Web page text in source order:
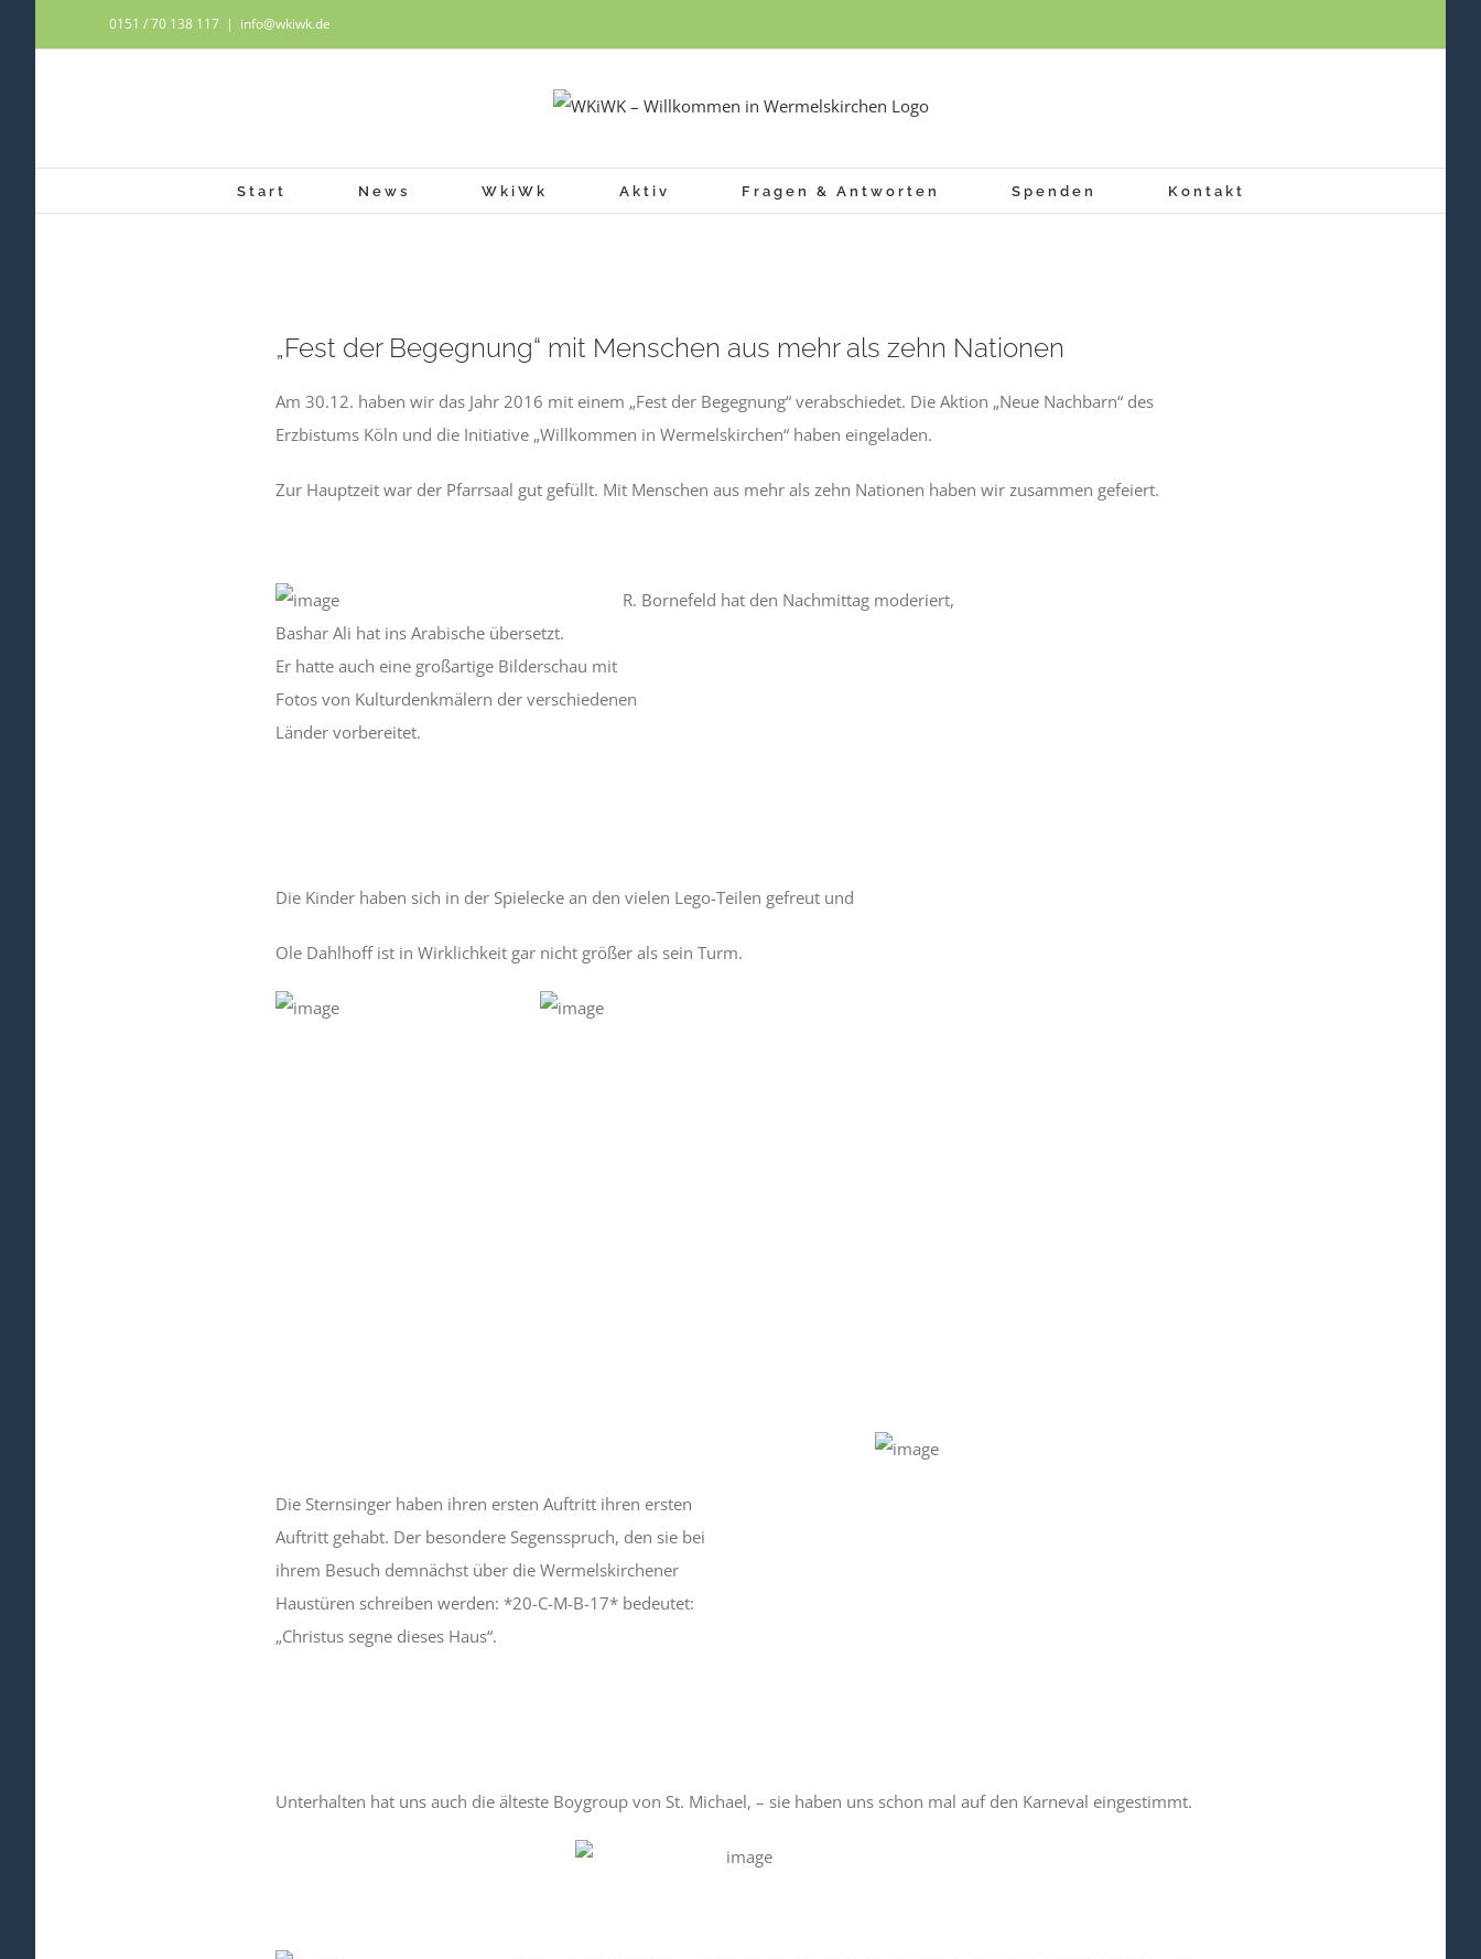
Inhalt
0151 / 70 138 117 | info@wkiwk.de
Start News WkiWk Aktiv Fragen & Antworten Spenden Kontakt
grösseres
„Fest der Begegnung“ mit Menschen aus mehr als zehn Nationen
Am 30.12. haben wir das Jahr 2016 mit einem „Fest der Begegnung“ verabschiedet. Die Aktion „Neue Nachbarn“ des
Erzbistums Köln und die Initiative „Willkommen in Wermelskirchen“ haben eingeladen.
Zur Hauptzeit war der Pfarrsaal gut gefüllt. Mit Menschen aus mehr als zehn Nationen haben wir zusammen gefeiert.
R. Bornefeld hat den Nachmittag moderiert,
Bashar Ali hat ins Arabische übersetzt.
Er hatte auch eine großartige Bilderschau mit
Fotos von Kulturdenkmälern der verschiedenen
Länder vorbereitet.
Die Kinder haben sich in der Spielecke an den vielen Lego-Teilen gefreut und
Ole Dahlhoff ist in Wirklichkeit gar nicht größer als sein Turm.
Die Sternsinger haben ihren ersten Auftritt ihren ersten
Auftritt gehabt. Der besondere Segensspruch, den sie bei
ihrem Besuch demnächst über die Wermelskirchener
Haustüren schreiben werden: *20-C-M-B-17* bedeutet:
„Christus segne dieses Haus“.
Unterhalten hat uns auch die älteste Boygroup von St. Michael, – sie haben uns schon mal auf den Karneval eingestimmt.